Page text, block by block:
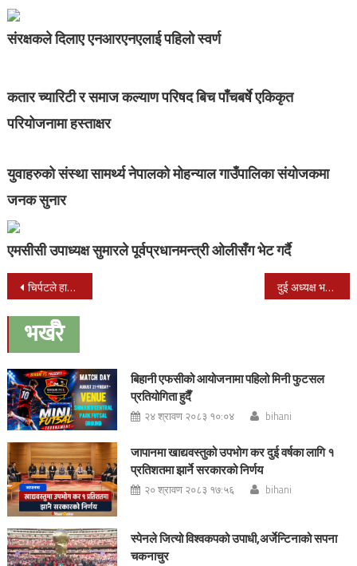
संरक्षकले दिलाए एनआरएनएलाई पहिलो स्वर्ण
कतार च्यारिटी र समाज कल्याण परिषद बिच पाँचबर्षे एकिकृत
परियोजनामा हस्ताक्षर
युवाहरुको संस्था सामर्थ्य नेपालको मोहन्याल गाउँपालिका संयोजकमा
जनक सुनार
एमसीसी उपाध्यक्ष सुमारले पूर्वप्रधानमन्त्री ओलीसँग भेट गर्दै
Post
navigation
चिर्पटले हानेर आफ्नै नातीले गरे हजुरबा र हजुरअामाको हत्या दुई अध्यक्ष भएर संसारकै नमूना तरिकाले काम गरेका छौं : प्रम ओली
भर्खरै
बिहानी एफसीको आयोजनामा पहिलो मिनी फुटसल
प्रतियोगिता हुदैँ
२४ श्रावण २०८३ १०:०४ bihani
जापानमा खाद्यवस्तुको उपभोग कर दुई वर्षका लागि १
प्रतिशतमा झार्ने सरकारको निर्णय
२० श्रावण २०८३ १७:५६ bihani
स्पेनले जित्यो विश्वकपको उपाधी,अर्जेन्टिनाको सपना
चकनाचुर